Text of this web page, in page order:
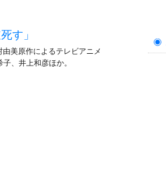
す」
美原作によるテレビアニメ
、井上和彦ほか。